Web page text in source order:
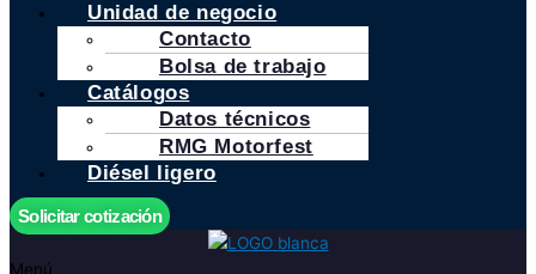
Unidad de negocio
Contacto
Bolsa de trabajo
Catálogos
Datos técnicos
RMG Motorfest
Diésel ligero
Solicitar cotización
Menú